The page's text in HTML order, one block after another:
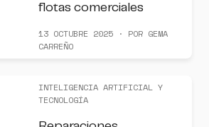
flotas comerciales
13 OCTUBRE 2025 · POR GEMA
CARREÑO
INTELIGENCIA ARTIFICIAL Y
TECNOLOGÍA